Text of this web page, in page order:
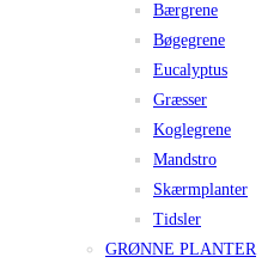
Bærgrene
Bøgegrene
Eucalyptus
Græsser
Koglegrene
Mandstro
Skærmplanter
Tidsler
GRØNNE PLANTER